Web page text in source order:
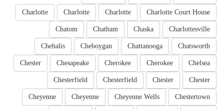
Charlotte Court House
Charlotte
Charlotte
Charlotte
Charlottesville
Chaska
Chatham
Chatom
Chatsworth
Chattanooga
Cheboygan
Chehalis
Chelsea
Cherokee
Cherokee
Chesapeake
Chester
Chester
Chester
Chesterfield
Chesterfield
Chestertown
Cheyenne Wells
Cheyenne
Cheyenne